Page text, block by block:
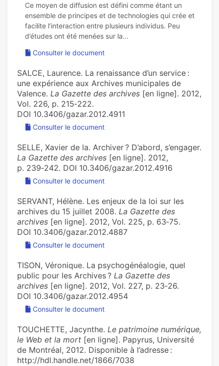
Ce moyen de diffusion est défini comme étant un
ensemble de principes et de technologies qui crée et
facilite l’interaction entre plusieurs individus. Peu
Consulter le document
SALCE, Laurence. La renaissance d’un service :
une expérience aux Archives municipales de
Valence. La Gazette des archives [en ligne]. 2012,
Vol. 226, p. 215‑222.
DOI 10.3406/gazar.2012.4911
Consulter le document
SELLE, Xavier de la. Archiver ? D’abord, s’engager.
La Gazette des archives [en ligne]. 2012,
p. 239‑242. DOI 10.3406/gazar.2012.4916
Consulter le document
SERVANT, Hélène. Les enjeux de la loi sur les
archives du 15 juillet 2008. La Gazette des
archives [en ligne]. 2012, Vol. 225, p. 63‑75.
DOI 10.3406/gazar.2012.4887
Consulter le document
TISON, Véronique. La psychogénéalogie, quel
public pour les Archives ? La Gazette des
archives [en ligne]. 2012, Vol. 227, p. 23‑26.
DOI 10.3406/gazar.2012.4954
Consulter le document
TOUCHETTE, Jacynthe. Le patrimoine numérique,
le Web et la mort [en ligne]. Papyrus, Université
de Montréal, 2012. Disponible à l’adresse :
http://hdl.handle.net/1866/7038